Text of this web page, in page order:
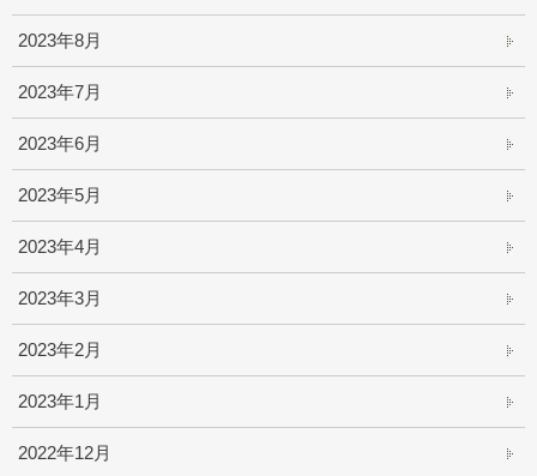
2023年8月
2023年7月
2023年6月
2023年5月
2023年4月
2023年3月
2023年2月
2023年1月
2022年12月